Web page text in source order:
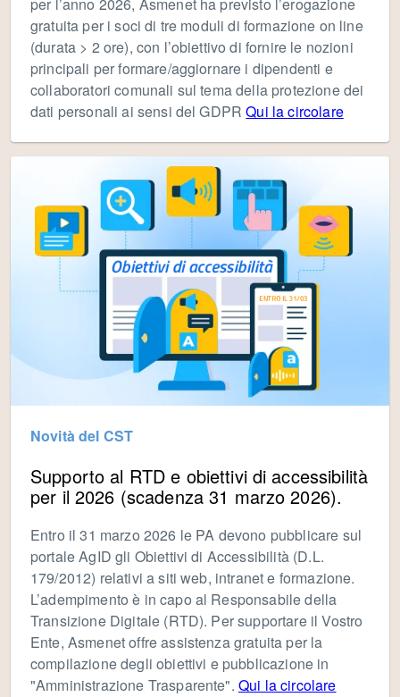
per l’anno 2026, Asmenet ha previsto l’erogazione
gratuita per i soci di tre moduli di formazione on line
(durata > 2 ore), con l’obiettivo di fornire le nozioni
principali per formare/aggiornare i dipendenti e
collaboratori comunali sul tema della protezione dei
dati personali ai sensi del GDPRQui la circolare
Novità del CST
Supporto al RTD e obiettivi di accessibilità
per il 2026 (scadenza 31 marzo 2026).
Entro il 31 marzo 2026 le PA devono pubblicare sul
portale AgID gli Obiettivi di Accessibilità (D.L.
179/2012) relativi a siti web, intranet e formazione.
L’adempimento è in capo al Responsabile della
Transizione Digitale (RTD). Per supportare il Vostro
Ente, Asmenet offre assistenza gratuita per la
compilazione degli obiettivi e pubblicazione in
"Amministrazione Trasparente". Qui la circolare